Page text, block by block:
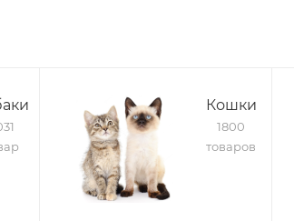
Кошки
1800
товаров